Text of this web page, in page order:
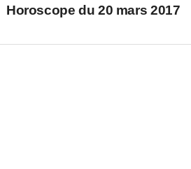
Horoscope du 20 mars 2017